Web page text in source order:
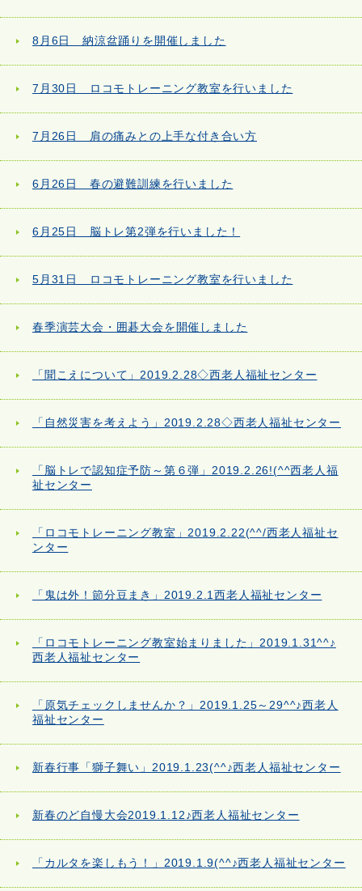
8月6日 納涼盆踊りを開催しました
7月30日 ロコモトレーニング教室を行いました
7月26日 肩の痛みとの上手な付き合い方
6月26日 春の避難訓練を行いました
6月25日 脳トレ第2弾を行いました！
5月31日 ロコモトレーニング教室を行いました
春季演芸大会・囲碁大会を開催しました
「聞こえについて」2019.2.28◇西老人福祉センター
「自然災害を考えよう」2019.2.28◇西老人福祉センター
「脳トレで認知症予防～第６弾」2019.2.26!(^^西老人福
祉センター
「ロコモトレーニング教室」2019.2.22(^^/西老人福祉セ
ンター
「鬼は外！節分豆まき」2019.2.1西老人福祉センター
「ロコモトレーニング教室始まりました」2019.1.31^^♪
西老人福祉センター
「原気チェックしませんか？」2019.1.25～29^^♪西老人
福祉センター
新春行事「獅子舞い」2019.1.23(^^♪西老人福祉センター
新春のど自慢大会2019.1.12♪西老人福祉センター
「カルタを楽しもう！」2019.1.9(^^♪西老人福祉センター